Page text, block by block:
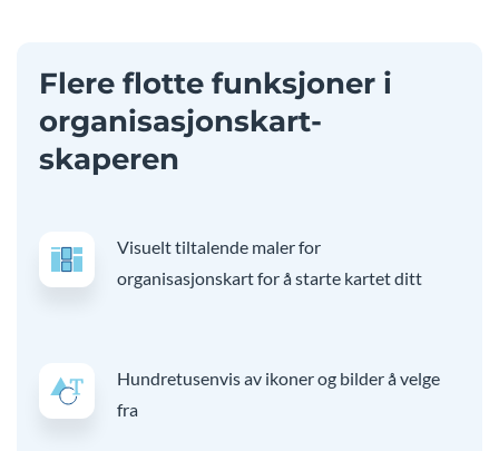
Flere flotte funksjoner i
organisasjonskart-
skaperen
Visuelt tiltalende maler for
organisasjonskart for å starte kartet ditt
Hundretusenvis av ikoner og bilder å velge
fra